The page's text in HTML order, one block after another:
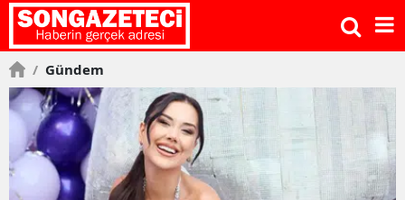
/ Gündem